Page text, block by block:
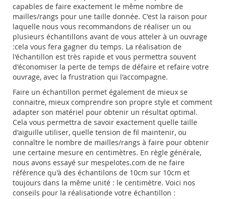
capables de faire exactement le même nombre de
mailles/rangs pour une taille donnée. C'est la raison pour
laquelle nous vous recommandons de réaliser un ou
plusieurs échantillons avant de vous atteler à un ouvrage
:cela vous fera gagner du temps. La réalisation de
l'échantillon est très rapide et vous permettra souvent
d'économiser la perte de temps de défaire et refaire votre
ouvrage, avec la frustration qui l'accompagne.
Faire un échantillon permet également de mieux se
connaitre, mieux comprendre son propre style et comment
adapter son matériel pour obtenir un résultat optimal.
Cela vous permettra de savoir exactement quelle taille
d'aiguille utiliser, quelle tension de fil maintenir, ou
connaître le nombre de mailles/rangs à faire pour obtenir
une certaine mesure en centimètres. En règle générale,
nous avons essayé sur mespelotes.com de ne faire
référence qu'à des échantilons de 10cm sur 10cm et
toujours dans la même unité : le centimètre. Voici nos
conseils pour la réalisationde votre échantillon :